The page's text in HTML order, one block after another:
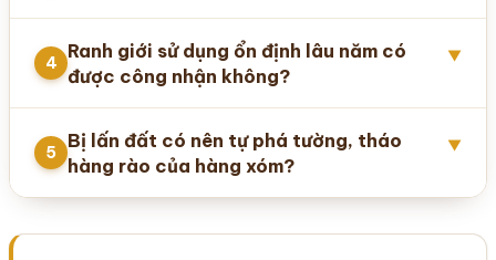
4
Ranh giới sử dụng ổn định lâu năm có
được công nhận không?
▼
5
Bị lấn đất có nên tự phá tường, tháo
hàng rào của hàng xóm?
▼